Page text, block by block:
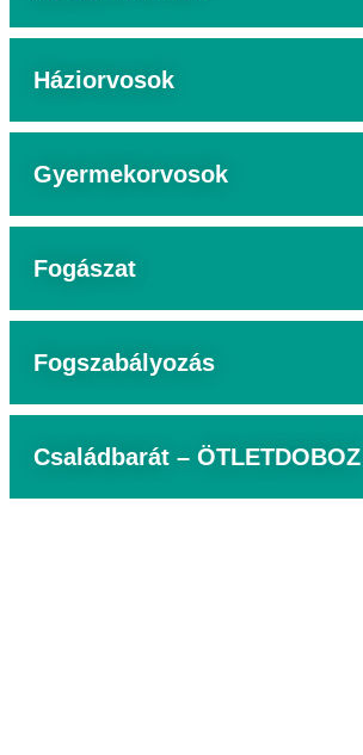
Háziorvosok
Gyermekorvosok
Fogászat
Fogszabályozás
Családbarát – ÖTLETDOBOZ